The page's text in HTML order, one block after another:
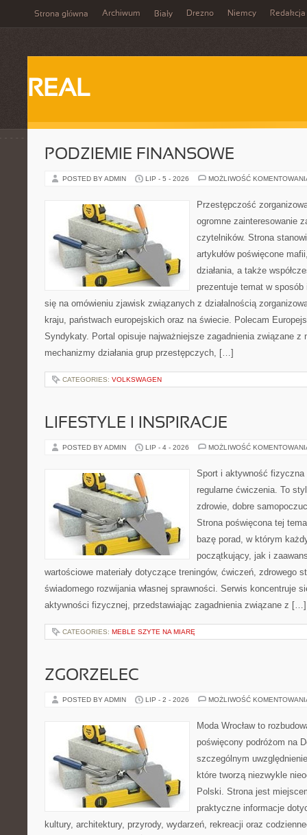
Strona główna Archiwum Biały Drezno Niemcy Redakcja
REAL
PODZIEMIE FINANSOWE
POSTED BY ADMIN LIP - 5 - 2026 MOŻLIWOŚĆ
Przestępczość
ogromne zainteresowanie
czytelników. Strona
artykułów poświęcone
działania, a także
prezentuje temat w
się na omówieniu zjawisk związanych z działalnością
kraju, państwach europejskich oraz na świecie. Polecam
Syndykaty. Portal opisuje najważniejsze zagadnienia związane z
mechanizmy działania grup przestępczych, […]
CATEGORIES: VOLKSWAGEN
LIFESTYLE I INSPIRACJE
POSTED BY ADMIN LIP - 4 - 2026 MOŻLIWOŚĆ
Sport i aktywność
regularne ćwiczenia. To
zdrowie, dobre
Strona poświęcona tej
bazę porad, w którym
początkujący, jak i
wartościowe materiały dotyczące treningów, ćwiczeń, zdrowego
świadomego rozwijania własnej sprawności. Serwis koncentruje
aktywności fizycznej, przedstawiając zagadnienia związane z […]
CATEGORIES: MEBLE SZYTE NA MIARĘ
ZGORZELEC
POSTED BY ADMIN LIP - 2 - 2026 MOŻLIWOŚĆ
Moda Wrocław to
poświęcony podróżom na
szczególnym
które tworzą niezwykle
Polski. Strona jest
praktyczne informacje
kultury, architektury, przyrody, wydarzeń, rekreacji oraz